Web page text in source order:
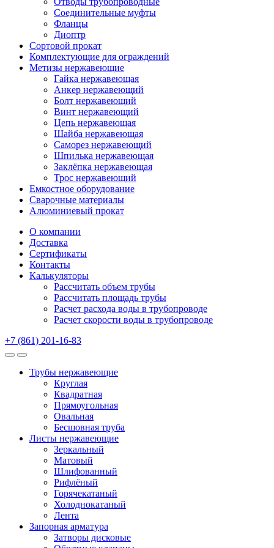
Соединительные муфты
Фланцы
Диоптр
Сортовой прокат
Комплектующие для ограждений
Метизы нержавеющие
Гайка нержавеющая
Анкер нержавеющий
Болт нержавеющий
Винт нержавеющий
Цепь нержавеющая
Шайба нержавеющая
Саморез нержавеющий
Шпилька нержавеющая
Заклёпка нержавеющая
Трос нержавеющий
Емкостное оборудование
Сварочные материалы
Алюминиевый прокат
О компании
Доставка
Сертификаты
Контакты
Калькуляторы
Рассчитать объем трубы
Рассчитать площадь трубы
Расчет расхода воды в трубопроводе
Расчет скорости воды в трубопроводе
+7 (861) 201-16-83
Трубы нержавеющие
Круглая
Квадратная
Прямоугольная
Овальная
Бесшовная труба
Листы нержавеющие
Зеркальный
Матовый
Шлифованный
Рифлёный
Горячекатаный
Холоднокатаный
Лента
Запорная арматура
Затворы дисковые